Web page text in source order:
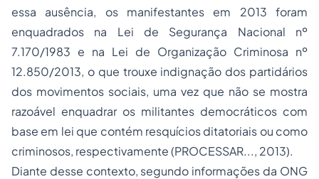
essa ausência, os manifestantes em 2013 foram
enquadrados na Lei de Segurança Nacional nº
7.170/1983 e na Lei de Organização Criminosa nº
12.850/2013, o que trouxe indignação dos partidários
dos movimentos sociais, uma vez que não se mostra
razoável enquadrar os militantes democráticos com
base em lei que contém resquícios ditatoriais ou como
criminosos, respectivamente (PROCESSAR..., 2013).
Diante desse contexto, segundo informações da ONG